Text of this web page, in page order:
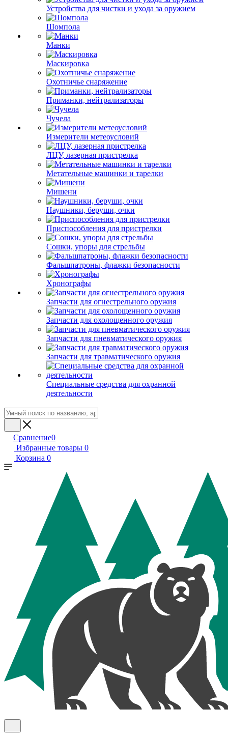
Устройства для чистки и ухода за оружием
Шомпола
Манки
Маскировка
Охотничье снаряжение
Приманки, нейтрализаторы
Чучела
Измерители метеоусловий
ЛЦУ, лазерная пристрелка
Метательные машинки и тарелки
Мишени
Наушники, беруши, очки
Приспособления для пристрелки
Сошки, упоры для стрельбы
Фальшпатроны, флажки безопасности
Хронографы
Запчасти для огнестрельного оружия
Запчасти для охолощенного оружия
Запчасти для пневматического оружия
Запчасти для травматического оружия
Специальные средства для охранной
деятельности
Сравнение0
Избранные товары 0
Корзина 0